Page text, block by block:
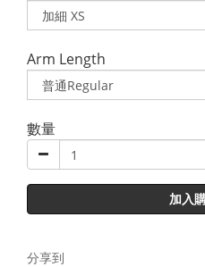
Arm Length
數量
加入
分享到